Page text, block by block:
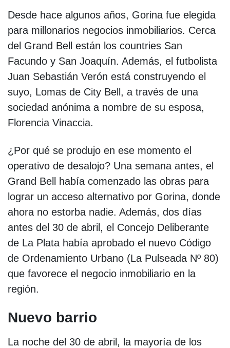
Desde hace algunos años, Gorina fue elegida
para millonarios negocios inmobiliarios. Cerca
del Grand Bell están los countries San
Facundo y San Joaquín. Además, el futbolista
Juan Sebastián Verón está construyendo el
suyo, Lomas de City Bell, a través de una
sociedad anónima a nombre de su esposa,
Florencia Vinaccia.
¿Por qué se produjo en ese momento el
operativo de desalojo? Una semana antes, el
Grand Bell había comenzado las obras para
lograr un acceso alternativo por Gorina, donde
ahora no estorba nadie. Además, dos días
antes del 30 de abril, el Concejo Deliberante
de La Plata había aprobado el nuevo Código
de Ordenamiento Urbano (La Pulseada Nº 80)
que favorece el negocio inmobiliario en la
región.
Nuevo barrio
La noche del 30 de abril, la mayoría de los